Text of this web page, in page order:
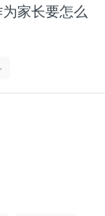
家长要怎么
我都没有那